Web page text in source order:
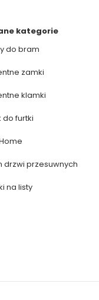
kategorie
do bram
zamki
klamki
do furtki
drzwi przesuwnych
na listy